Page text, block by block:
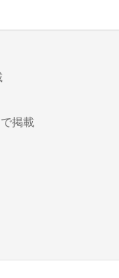
掲載